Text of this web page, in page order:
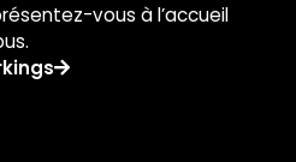
vous à l’accueil